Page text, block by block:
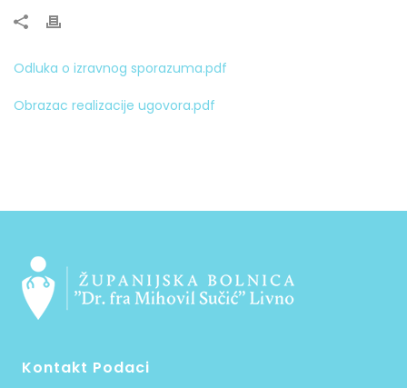
Odluka o izravnog sporazuma.pdf
Obrazac realizacije ugovora.pdf
Kontakt Podaci